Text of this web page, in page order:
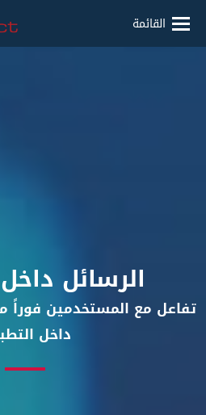
القائمة
الرسائل
تفاعل مع المستخدمين
داخل